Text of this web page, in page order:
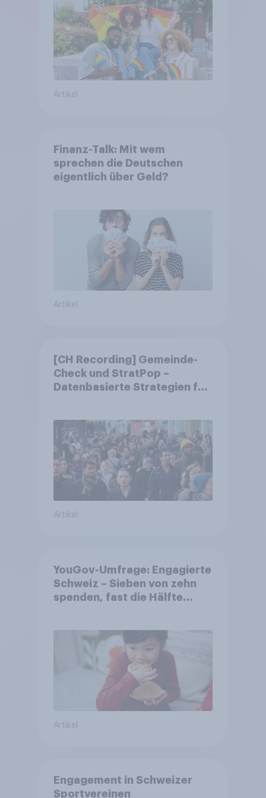
Artikel
Finanz-Talk: Mit wem
sprechen die Deutschen
eigentlich über Geld?
Artikel
[CH Recording] Gemeinde-
Check und StratPop –
Datenbasierte Strategien für
Artikel
YouGov-Umfrage: Engagierte
Schweiz – Sieben von zehn
spenden, fast die Hälfte
Artikel
Engagement in Schweizer
Sportvereinen